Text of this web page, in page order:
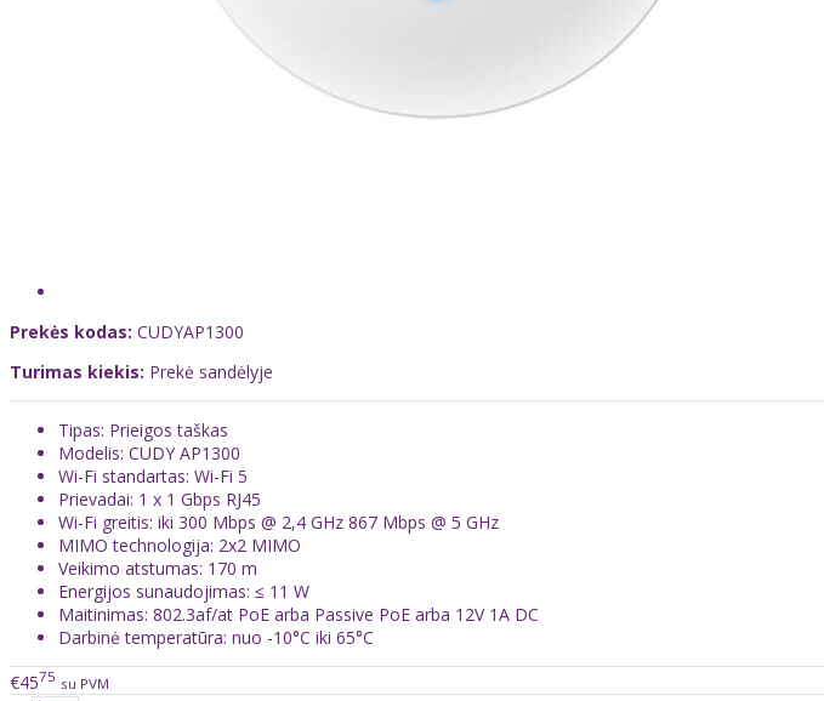
Prekės kodas: CUDYAP1300
Turimas kiekis: Prekė sandėlyje
Tipas: Prieigos taškas
Modelis: CUDY AP1300
Wi-Fi standartas: Wi-Fi 5
Prievadai: 1 x 1 Gbps RJ45
Wi-Fi greitis: iki 300 Mbps @ 2,4 GHz 867 Mbps @ 5 GHz
MIMO technologija: 2x2 MIMO
Veikimo atstumas: 170 m
Energijos sunaudojimas: ≤ 11 W
Maitinimas: 802.3af/at PoE arba Passive PoE arba 12V 1A DC
Darbinė temperatūra: nuo -10°C iki 65°C
€4575 su PVM